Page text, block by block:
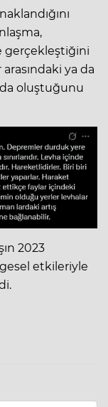
gerçekleştiğini
ya da
oluştuğunu
2023
etkileriyle